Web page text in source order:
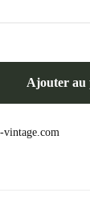
Ajouter au